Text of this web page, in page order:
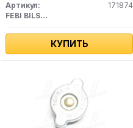
Артикул:
171874
FEBI BILSTEIN
КУПИТЬ